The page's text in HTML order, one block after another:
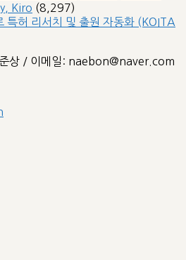
Kiro (8,297)
특허 리서치 및 출원 자동화 (KOITA
상 / 이메일: naebon@naver.com